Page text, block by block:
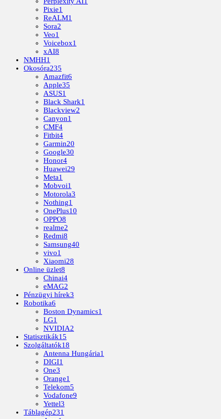
Pixie1
ReALM1
Sora2
Veo1
Voicebox1
xAI8
NMHH1
Okosóra235
Amazfit6
Apple35
ASUS1
Black Shark1
Blackview2
Canyon1
CMF4
Fitbit4
Garmin20
Google30
Honor4
Huawei29
Meta1
Mobvoi1
Motorola3
Nothing1
OnePlus10
OPPO8
realme2
Redmi8
Samsung40
vivo1
Xiaomi28
Online üzlet8
Chinai4
eMAG2
Pénzügyi hírek3
Robotika6
Boston Dynamics1
LG1
NVIDIA2
Statisztikák15
Szolgáltatók18
Antenna Hungária1
DIGI1
One3
Orange1
Telekom5
Vodafone9
Yettel3
Táblagép231